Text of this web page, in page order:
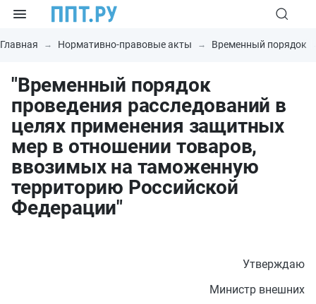
Главная Нормативно-правовые акты Временный порядок
"Временный порядок
проведения расследований в
целях применения защитных
мер в отношении товаров,
ввозимых на таможенную
территорию Российской
Федерации"
Утверждаю
Министр внешних